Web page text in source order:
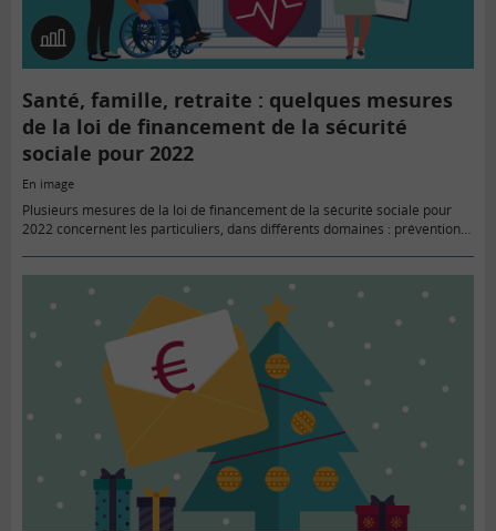
En
image
Santé, famille, retraite : quelques mesures
de la loi de financement de la sécurité
sociale pour 2022
En image
Plusieurs mesures de la loi de financement de la sécurité sociale pour
2022 concernent les particuliers, dans différents domaines : prévention